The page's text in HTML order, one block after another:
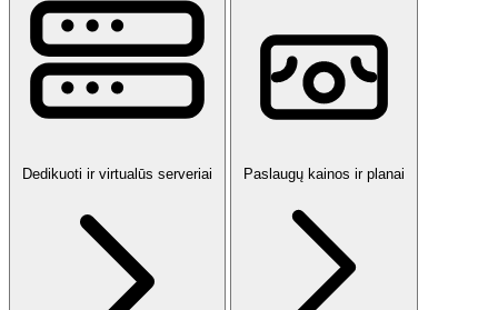
Dedikuoti ir virtualūs serveriai Paslaugų kainos ir planai